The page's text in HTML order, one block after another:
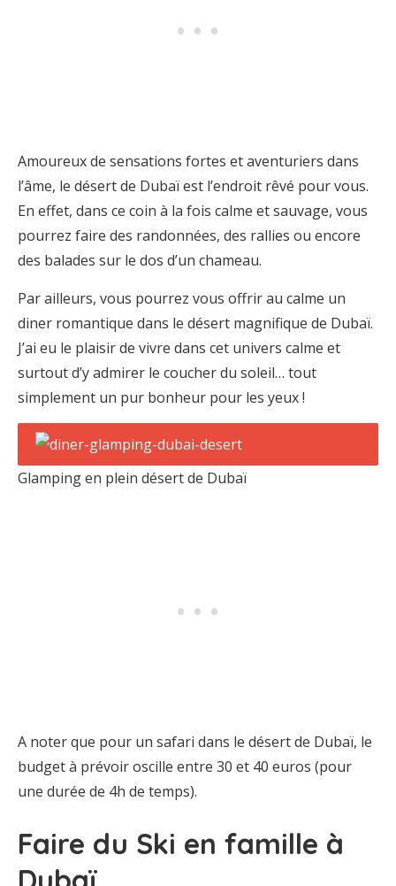
Amoureux de sensations fortes et aventuriers dans
l’âme, le désert de Dubaï est l’endroit rêvé pour vous.
En effet, dans ce coin à la fois calme et sauvage, vous
pourrez faire des randonnées, des rallies ou encore
des balades sur le dos d’un chameau.
Par ailleurs, vous pourrez vous offrir au calme un
diner romantique dans le désert magnifique de Dubaï.
J’ai eu le plaisir de vivre dans cet univers calme et
surtout d’y admirer le coucher du soleil… tout
simplement un pur bonheur pour les yeux !
Glamping en plein désert de Dubaï
A noter que pour un safari dans le désert de Dubaï, le
budget à prévoir oscille entre 30 et 40 euros (pour
une durée de 4h de temps).
Faire du Ski en famille à